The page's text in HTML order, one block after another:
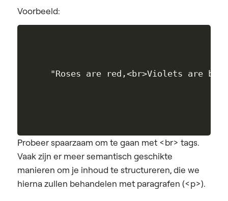
Voorbeeld:
Probeer spaarzaam om te gaan met <br> tags.
Vaak zijn er meer semantisch geschikte
manieren om je inhoud te structureren, die we
hierna zullen behandelen met paragrafen (<p>).